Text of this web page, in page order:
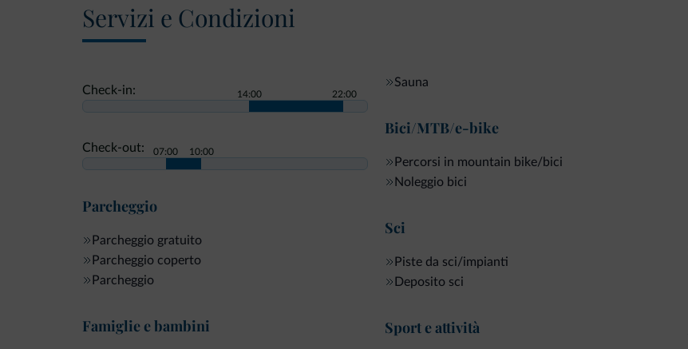
Servizi e Condizioni
Check-in: 14:00 22:00
Check-out: 07:00 10:00
Parcheggio
Parcheggio gratuito
Parcheggio coperto
Parcheggio
Famiglie e bambini
Sauna
Bici/MTB/e-bike
Percorsi in mountain bike/bici
Noleggio bici
Sci
Piste da sci/impianti
Deposito sci
Sport e attività